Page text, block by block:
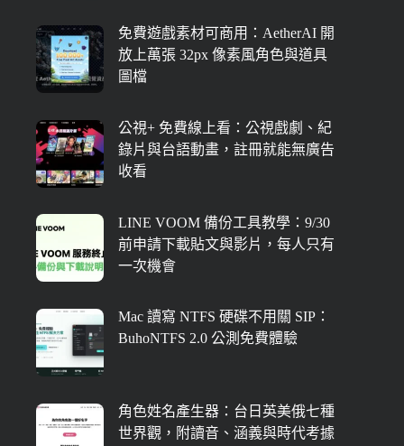
免費遊戲素材可商用：AetherAI 開
放上萬張 32px 像素風角色與道具
圖檔
公視+ 免費線上看：公視戲劇、紀
錄片與台語動畫，註冊就能無廣告
收看
LINE VOOM 備份工具教學：9/30
前申請下載貼文與影片，每人只有
一次機會
Mac 讀寫 NTFS 硬碟不用關 SIP：
BuhoNTFS 2.0 公測免費體驗
角色姓名產生器：台日英美俄七種
世界觀，附讀音、涵義與時代考據